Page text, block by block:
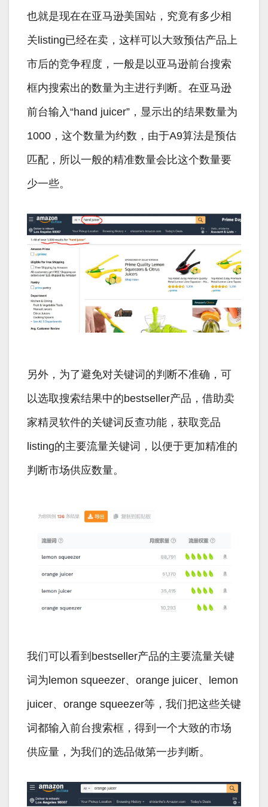
也就是现在在亚马逊美国站，究竟有多少相
关listing已经在卖，这样可以大致预估产品上
市后的竞争程度，一般是以亚马逊前台搜索
框内搜索出的数量为主进行判断。在亚马逊
前台输入“hand juicer”，显示出的结果数量为
1000，这个数量为约数，由于A9算法是预估
匹配，所以一般的精准数量会比这个数量要
少一些。
另外，为了避免对关键词的判断不准确，可
以选取搜索结果中的bestseller产品，借助卖
家精灵软件的关键词反查功能，获取竞品
listing的主要流量关键词，以便于更加精准的
判断市场供应数量。
我们可以看到bestseller产品的主要流量关键
词为lemon squeezer、orange juicer、lemon
juicer、orange squeezer等，我们把这些关键
词都输入前台搜索框，得到一个大致的市场
供应量，为我们的选品做第一步判断。